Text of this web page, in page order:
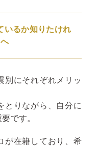
いるか知りたけれ
別にそれぞれメリッ
とりながら、自分に
です。
が在籍しており、希